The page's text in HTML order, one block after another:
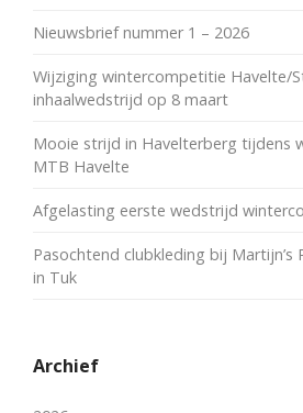
Nieuwsbrief nummer 1 – 2026
Wijziging wintercompetitie Havelte/
inhaalwedstrijd op 8 maart
Mooie strijd in Havelterberg tijdens
MTB Havelte
Afgelasting eerste wedstrijd
Pasochtend clubkleding bij Martijn’s
in Tuk
Archief